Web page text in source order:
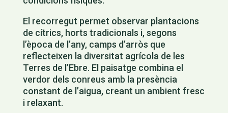
El recorregut permet observar plantacions
de cítrics, horts tradicionals i, segons
l’època de l’any, camps d’arròs que
reflecteixen la diversitat agrícola de les
Terres de l’Ebre. El paisatge combina el
verdor dels conreus amb la presència
constant de l’aigua, creant un ambient fresc
i relaxant.